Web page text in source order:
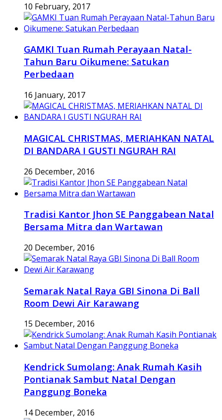
10 February, 2017
GAMKI Tuan Rumah Perayaan Natal-
Tahun Baru Oikumene: Satukan
Perbedaan
16 January, 2017
MAGICAL CHRISTMAS, MERIAHKAN NATAL
DI BANDARA I GUSTI NGURAH RAI
26 December, 2016
Tradisi Kantor Jhon SE Panggabean Natal
Bersama Mitra dan Wartawan
20 December, 2016
Semarak Natal Raya GBI Sinona Di Ball
Room Dewi Air Karawang
15 December, 2016
Kendrick Sumolang: Anak Rumah Kasih
Pontianak Sambut Natal Dengan
Panggung Boneka
14 December, 2016